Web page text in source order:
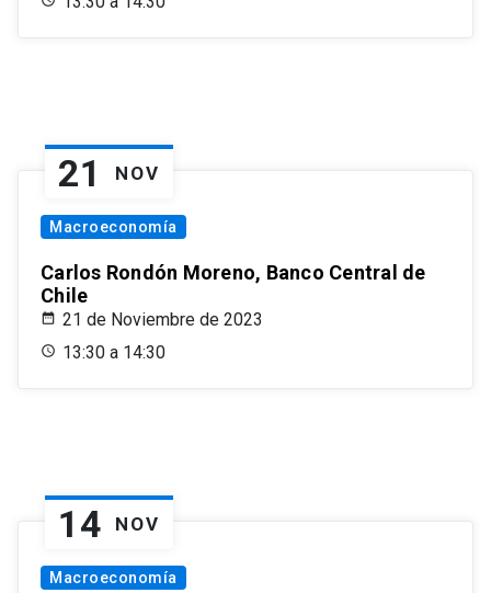
21 NOV
Macroeconomía
Carlos Rondón Moreno, Banco Central de
Chile
21 de Noviembre de 2023
13:30 a 14:30
14 NOV
Macroeconomía